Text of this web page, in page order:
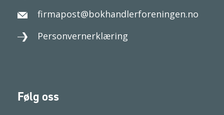
firmapost@bokhandlerforeningen.no
Personvernerklæring
Følg oss